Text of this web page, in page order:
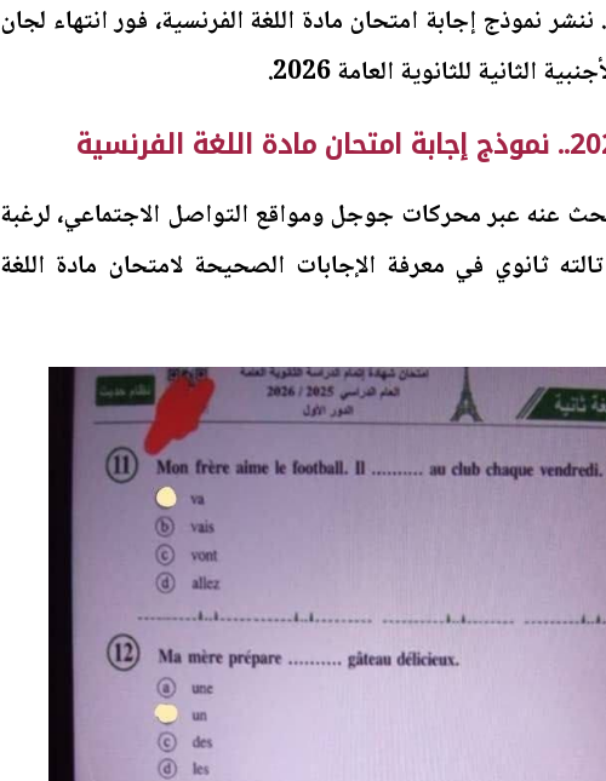
العامة 2026.. ننشر نموذج إجابة امتحان مادة اللغة الفرنسية، فور انتهاء لجان
الثانية للثانوية العامة 2026.
عنه عبر محركات جوجل ومواقع التواصل الاجتماعي، لرغبة
ثانوي في معرفة الإجابات الصحيحة لامتحان مادة اللغة